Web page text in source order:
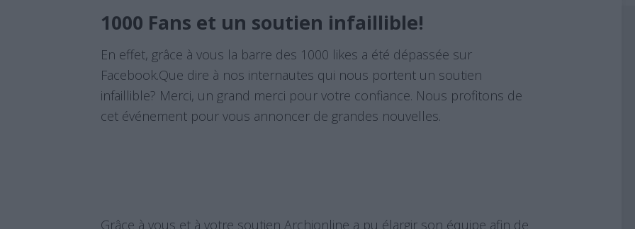
1000 Fans et un soutien infaillible!
En effet, grâce à vous la barre des 1000 likes a été dépassée sur
Facebook.Que dire à nos internautes qui nous portent un soutien
infaillible? Merci, un grand merci pour votre confiance. Nous profitons de
cet événement pour vous annoncer de grandes nouvelles.
Grâce à vous et à votre soutien Archionline a pu élargir son équipe afin de